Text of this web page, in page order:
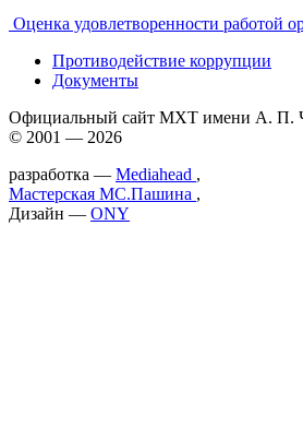
Оценка удовлетворенности работой
Противодействие коррупции
Документы
Официальный сайт МХТ имени А. П.
© 2001 — 2026
разработка — Mediahead ,
Мастерская МС.Пашина ,
Дизайн — ONY